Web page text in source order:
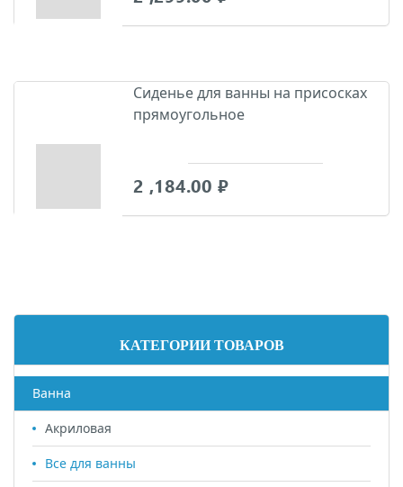
Сиденье для ванны на присосках
прямоугольное
2 ,184.00 ₽
Боковая
панель
КАТЕГОРИИ ТОВАРОВ
Ванна
Акриловая
Все для ванны